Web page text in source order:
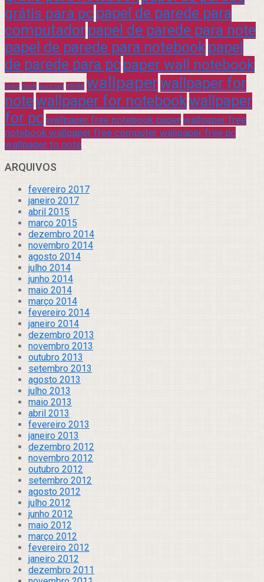
grátis para pc papel de parede para
computador papel de parede para note
papel de parede para notebook papel
de parede para pc paper wall notebook
praia rock sucesso verde wallpaperwallpaper for
notewallpaper for notebookwallpaper
for pc wallpaper free notebook paper wallpaper free
notebook wallpaper free computer wallpaper free pc
wallpaper to note
ARQUIVOS
fevereiro 2017
janeiro 2017
abril 2015
março 2015
dezembro 2014
novembro 2014
agosto 2014
julho 2014
junho 2014
maio 2014
março 2014
fevereiro 2014
janeiro 2014
dezembro 2013
novembro 2013
outubro 2013
setembro 2013
agosto 2013
julho 2013
maio 2013
abril 2013
fevereiro 2013
janeiro 2013
dezembro 2012
novembro 2012
outubro 2012
setembro 2012
agosto 2012
julho 2012
junho 2012
maio 2012
março 2012
fevereiro 2012
janeiro 2012
dezembro 2011